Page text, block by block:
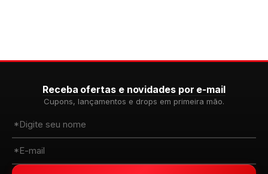
Receba ofertas e novidades por e-mail
Cupons, lançamentos e drops em primeira mão.